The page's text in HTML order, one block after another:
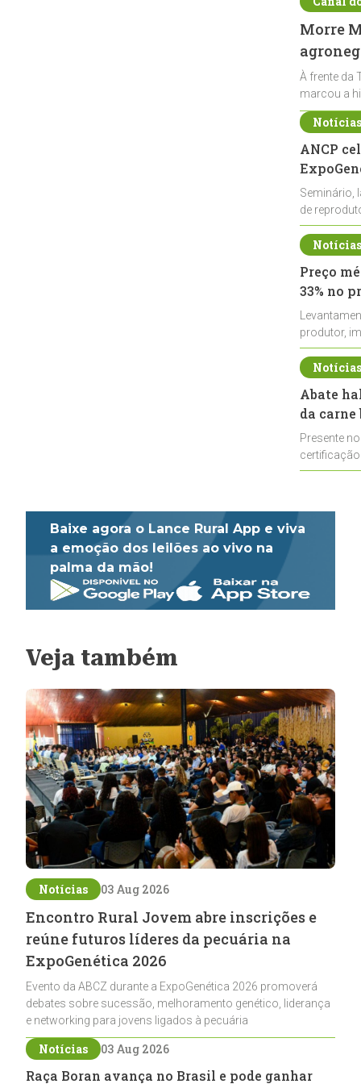
Morre
À frente da
marcou a
ANCP
Seminário,
de
durante a
Preço
33% no
produtor,
de leite cru
Abate
da
Presente
Baixe agora o Lance Rural App e viva
a emoção dos leilões ao vivo na
palma da mão!
Veja também
Notícias 03 Aug 2026
Encontro Rural Jovem abre inscrições e
reúne futuros líderes da pecuária na
ExpoGenética 2026
Evento da ABCZ durante a ExpoGenética 2026 promoverá
debates sobre sucessão, melhoramento genético, liderança
e networking para jovens ligados à pecuária
Notícias 03 Aug 2026
Raça Boran avança no Brasil e pode ganhar